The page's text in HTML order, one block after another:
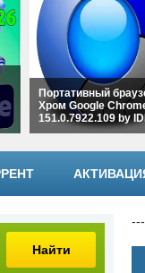
Портативный
Хром Google
151.0.7922.109 by
Найти
---